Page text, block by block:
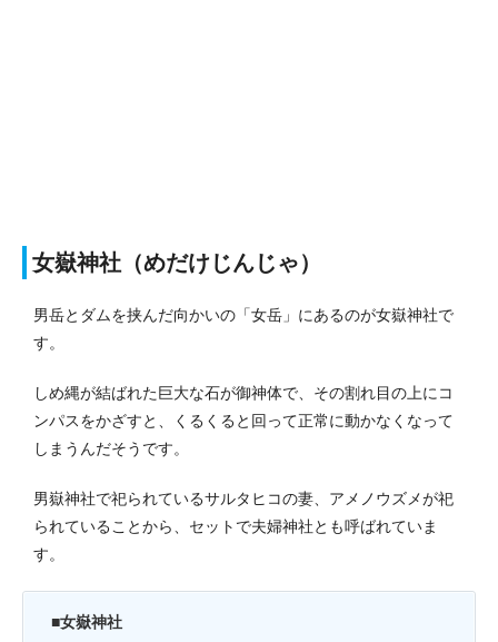
女嶽神社（めだけじんじゃ）
男岳とダムを挟んだ向かいの「女岳」にあるのが女嶽神社で
す。
しめ縄が結ばれた巨大な石が御神体で、その割れ目の上にコ
ンパスをかざすと、くるくると回って正常に動かなくなって
しまうんだそうです。
男嶽神社で祀られているサルタヒコの妻、アメノウズメが祀
られていることから、セットで夫婦神社とも呼ばれていま
す。
■女嶽神社